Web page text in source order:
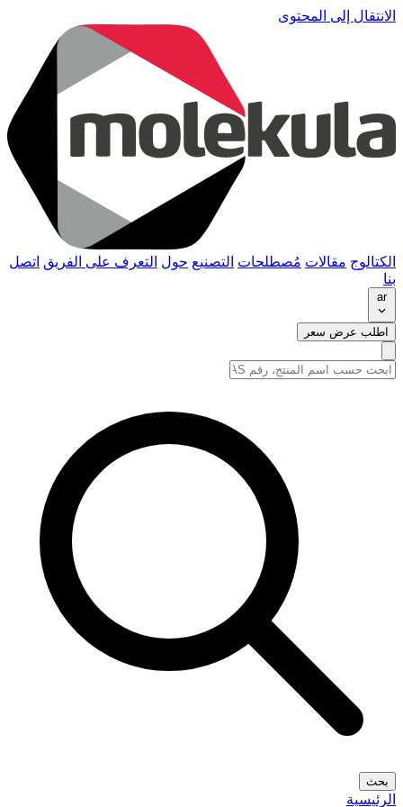
الانتقال إلى المحتوى
الكتالوج مقالات مُصطلحات التصنيع حول التعرف على الفريق اتصل
بنا
ar
اطلب عرض سعر
بحث
الرئيسية